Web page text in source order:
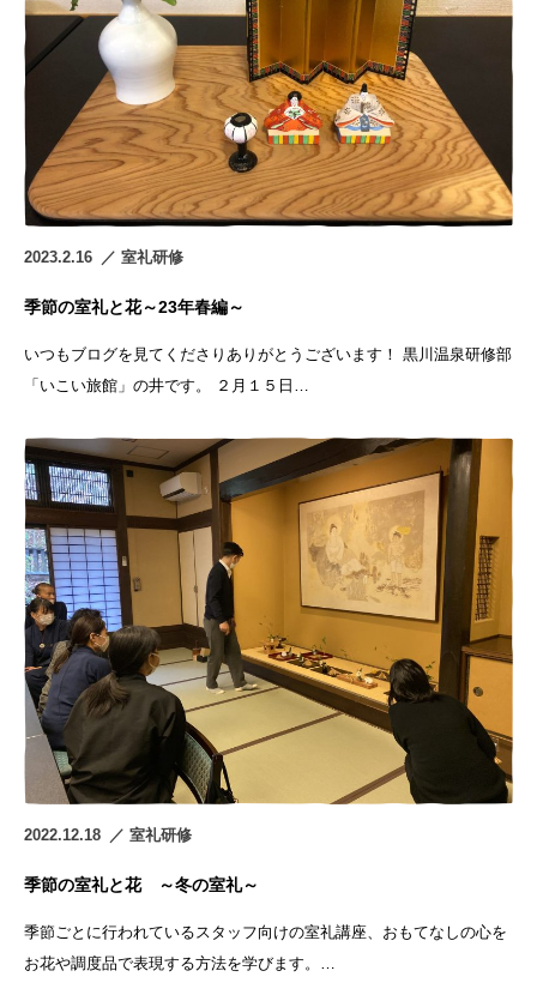
2023.2.16 室礼研修
季節の室礼と花～23年春編～
いつもブログを見てくださりありがとうございます！ 黒川温泉研修部
「いこい旅館」の井です。 ２月１５日…
2022.12.18 室礼研修
季節の室礼と花 ～冬の室礼～
季節ごとに行われているスタッフ向けの室礼講座、おもてなしの心を
お花や調度品で表現する方法を学びます。…